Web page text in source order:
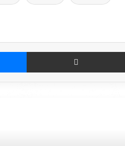
Messenger